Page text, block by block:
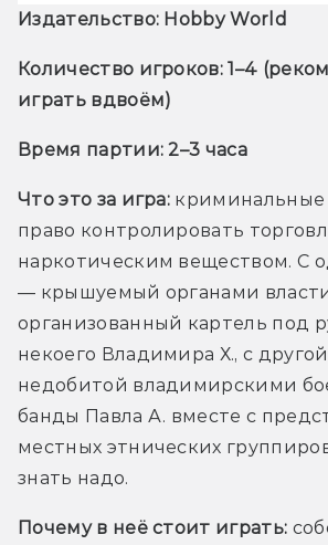
Издательство: Hobby World
Количество игроков: 1–4
играть вдвоём)
Время партии: 2–3 часа
Что это за игра: криминальные
право контролировать
наркотическим веществом. С
— крышуемый органами
организованный картель под
некоего Владимира Х., с
недобитой владимирскими
банды Павла А. вместе с
местных этнических
знать надо.
Почему в неё стоит играть: